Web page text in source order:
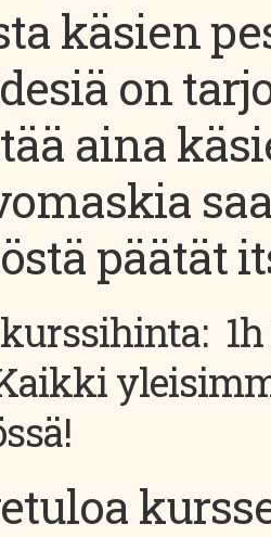
käsien
on
aina
päätät
1h